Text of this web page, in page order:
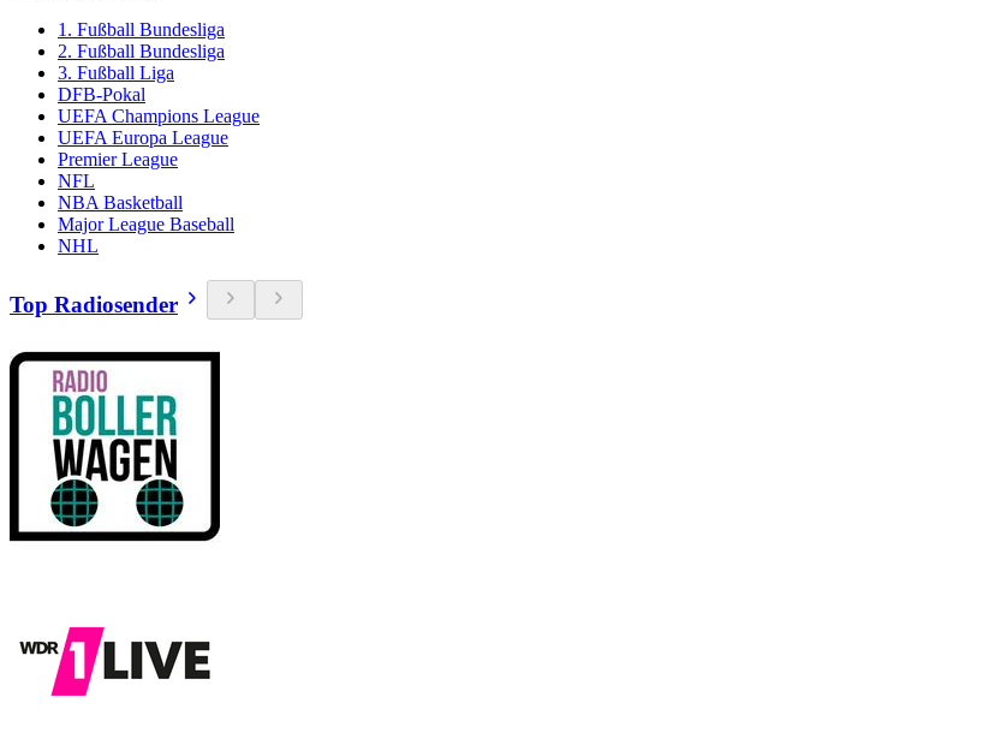
1. Fußball Bundesliga
2. Fußball Bundesliga
3. Fußball Liga
DFB-Pokal
UEFA Champions League
UEFA Europa League
Premier League
NFL
NBA Basketball
Major League Baseball
NHL
Top Radiosender